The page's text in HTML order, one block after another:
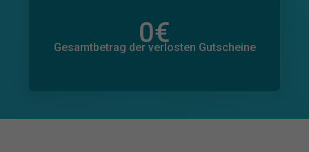
0€
Gesamtbetrag der verlosten Gutscheine
0€
Gesamtbetrag der zugesagten Spenden